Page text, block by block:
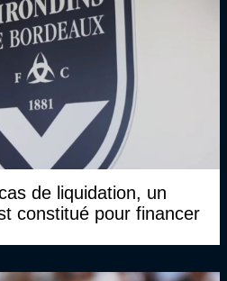
de liquidation, un
constitué pour financer